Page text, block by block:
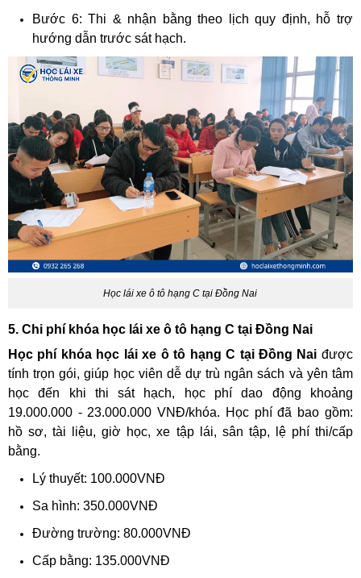
Bước 6: Thi & nhận bằng theo lịch quy định, hỗ trợ
hướng dẫn trước sát hạch.
Học lái xe ô tô hạng C tại Đồng Nai
5. Chi phí khóa học lái xe ô tô hạng C tại Đồng Nai
Học phí khóa học lái xe ô tô hạng C tại Đồng Nai được
tính trọn gói, giúp học viên dễ dự trù ngân sách và yên tâm
học đến khi thi sát hạch, học phí dao động khoảng
19.000.000 - 23.000.000 VNĐ/khóa. Học phí đã bao gồm:
hồ sơ, tài liệu, giờ học, xe tập lái, sân tập, lệ phí thi/cấp
bằng.
Lý thuyết: 100.000VNĐ
Sa hình: 350.000VNĐ
Đường trường: 80.000VNĐ
Cấp bằng: 135.000VNĐ